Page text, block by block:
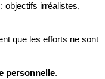
: objectifs irréalistes,
que les efforts ne sont
personnelle.